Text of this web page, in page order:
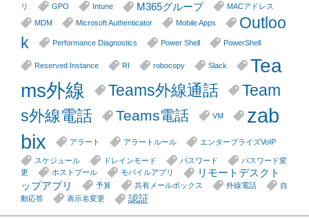
リ
GPO Intune M365グループ
MACアドレス
MDM
Microsoft Authenticator Mobile Apps
Outloo
k
Performance Diagnostics Power Shell PowerShell
Reserved Instance RI robocopy Slack
Tea
ms外線
Teams外線通話
Team
s外線電話
Teams電話 VM
zab
bix
アラート アラートルール エンタープライズVoIP
スケジュール ドレインモード パスワード
パスワード変
更
ホストプール モバイルアプリ
リモートデスクト
ップアプリ
予算 共有メールボックス 外線電話
自
動応答
表示名変更 認証